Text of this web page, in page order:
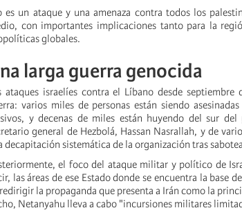
es un ataque y una amenaza contra todos los
con importantes implicaciones tanto para la
globales.
larga guerra genocida
ataques israelíes contra el Líbano desde
varios miles de personas están siendo
y decenas de miles están huyendo del sur
general de Hezbolá, Hassan Nasrallah, y de
decapitación sistemática de la organización tras
el foco del ataque militar y político de
las áreas de ese Estado donde se encuentra la base
la propaganda que presenta a Irán como la
Netanyahu lleva a cabo "incursiones militares